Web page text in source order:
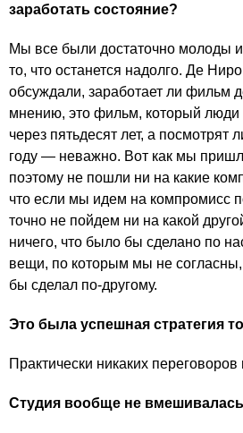
заработать состояние?
Мы все были достаточно молоды и
то, что останется надолго. Де
обсуждали, заработает ли фильм
мнению, это фильм, который люди
через пятьдесят лет, а посмотрят
году — неважно. Вот как мы
поэтому не пошли ни на какие
что если мы идем на компромисс
точно не пойдем ни на какой
ничего, что было бы сделано по
вещи, по которым мы не
бы сделал по-другому.
Это была успешная стратегия
Практически никаких
Студия вообще не